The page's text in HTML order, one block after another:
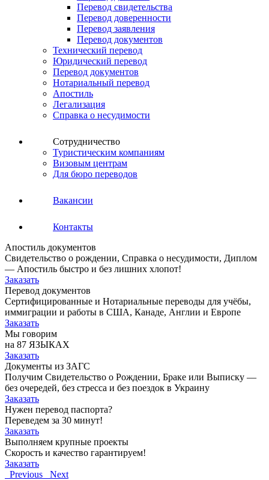
Перевод свидетельства
Перевод доверенности
Перевод заявления
Перевод документов
Технический перевод
Юридический перевод
Перевод документов
Нотариальный перевод
Апостиль
Легализация
Справка о несудимости
Сотрудничество
Туристическим компаниям
Визовым центрам
Для бюро переводов
Вакансии
Контакты
Апостиль документов
Свидетельство о рождении, Справка о несудимости, Диплом
— Апостиль быстро и без лишних хлопот!
Заказать
Перевод документов
Сертифицированные и Нотариальные переводы для учёбы,
иммиграции и работы в США, Канаде, Англии и Европе
Заказать
Мы говорим
на 87 ЯЗЫКАХ
Заказать
Документы из ЗАГС
Получим Свидетельство о Рождении, Браке или Выписку —
без очередей, без стресса и без поездок в Украину
Заказать
Нужен перевод паспорта?
Переведем за 30 минут!
Заказать
Выполняем крупные проекты
Скорость и качество гарантируем!
Заказать
Previous
Next